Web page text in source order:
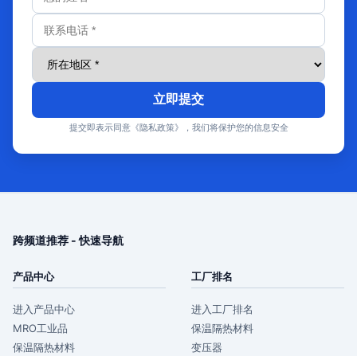
立即提交
提交即表示同意《隐私政策》，我们将保护您的信息安全
跨频道推荐 - 快速导航
产品中心
进入产品中心
MRO工业品
保温隔热材料
工厂排名
进入工厂排名
保温隔热材料
变压器